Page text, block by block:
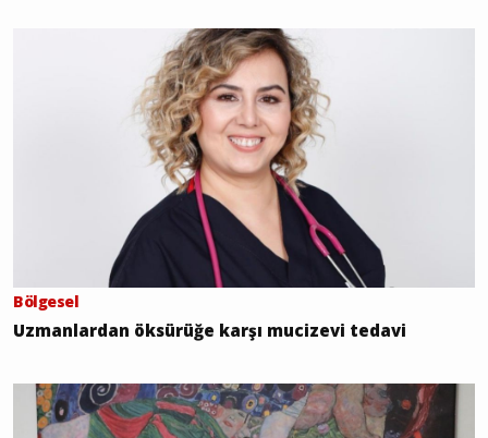
Bölgesel
Uzmanlardan öksürüğe karşı mucizevi tedavi